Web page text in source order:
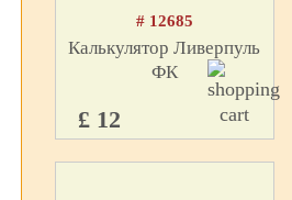
# 12685
Калькулятор Ливерпуль
ФК
£ 12